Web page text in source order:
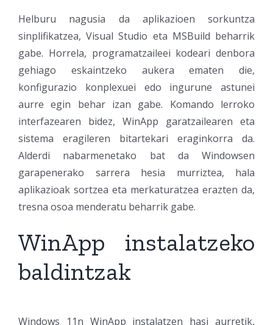
Helburu nagusia da aplikazioen sorkuntza
sinplifikatzea, Visual Studio eta MSBuild beharrik
gabe. Horrela, programatzaileei kodeari denbora
gehiago eskaintzeko aukera ematen die,
konfigurazio konplexuei edo ingurune astunei
aurre egin behar izan gabe. Komando lerroko
interfazearen bidez, WinApp garatzailearen eta
sistema eragileren bitartekari eraginkorra da.
Alderdi nabarmenetako bat da Windowsen
garapenerako sarrera hesia murriztea, hala
aplikazioak sortzea eta merkaturatzea erazten da,
tresna osoa menderatu beharrik gabe.
WinApp instalatzeko
baldintzak
Windows 11n WinApp instalatzen hasi aurretik,